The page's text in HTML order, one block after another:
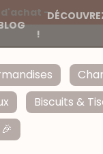
!
d'achat -
Biscuits &